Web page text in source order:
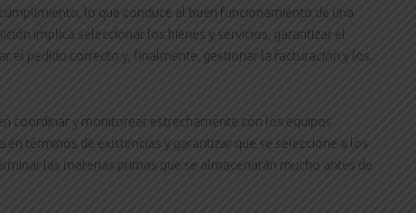
lo que conduce al buen funcionamiento de una
implica seleccionar los bienes y servicios, garantizar el
el pedido correcto y, finalmente, gestionar la facturación y los
coordinar y monitorear estrechamente con los equipos
en términos de existencias y garantizar que se seleccione a los
las materias primas que se almacenarán mucho antes de